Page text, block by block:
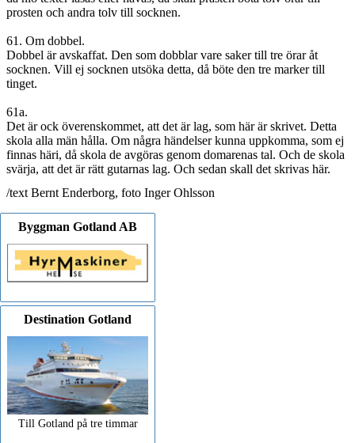
prosten och andra tolv till socknen.
61. Om dobbel.
Dobbel är avskaffat. Den som dobblar vare saker till tre örar åt
socknen. Vill ej socknen utsöka detta, då böte den tre marker till
tinget.
61a.
Det är ock överenskommet, att det är lag, som här är skrivet. Detta
skola alla män hålla. Om några händelser kunna uppkomma, som ej
finnas häri, då skola de avgöras genom domarenas tal. Och de skola
svärja, att det är rätt gutarnas lag. Och sedan skall det skrivas här.
/text Bernt Enderborg, foto Inger Ohlsson
Byggman Gotland AB
Destination Gotland
Till Gotland på tre timmar